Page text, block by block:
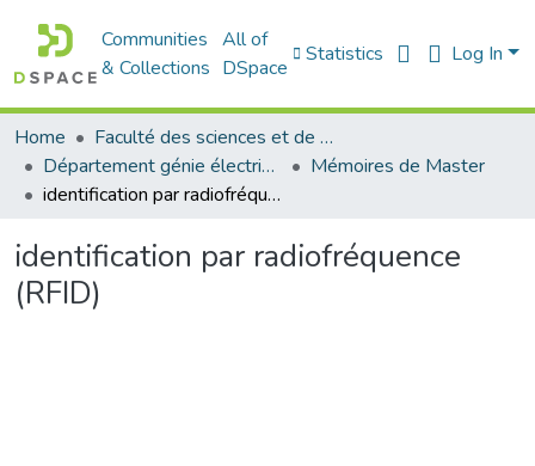
Communities
& Collections
All of
DSpace
Statistics Log In
Home
Faculté des sciences et de la technologie
Département génie électrique
Mémoires de Master
identification par radiofréquence (RFID)
identification par radiofréquence
(RFID)